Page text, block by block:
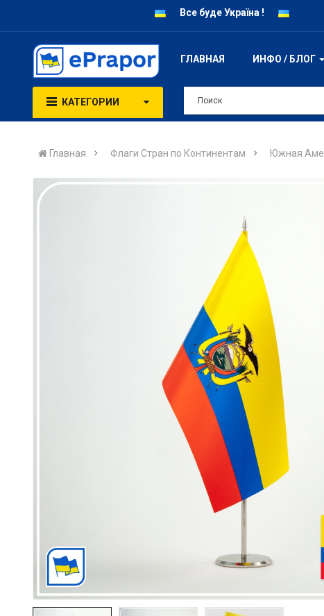
Все буде Україна !
ГЛАВНАЯ ИНФО / БЛОГ
КАТЕГОРИИ
Главная Флаги Стран по Континентам Южная